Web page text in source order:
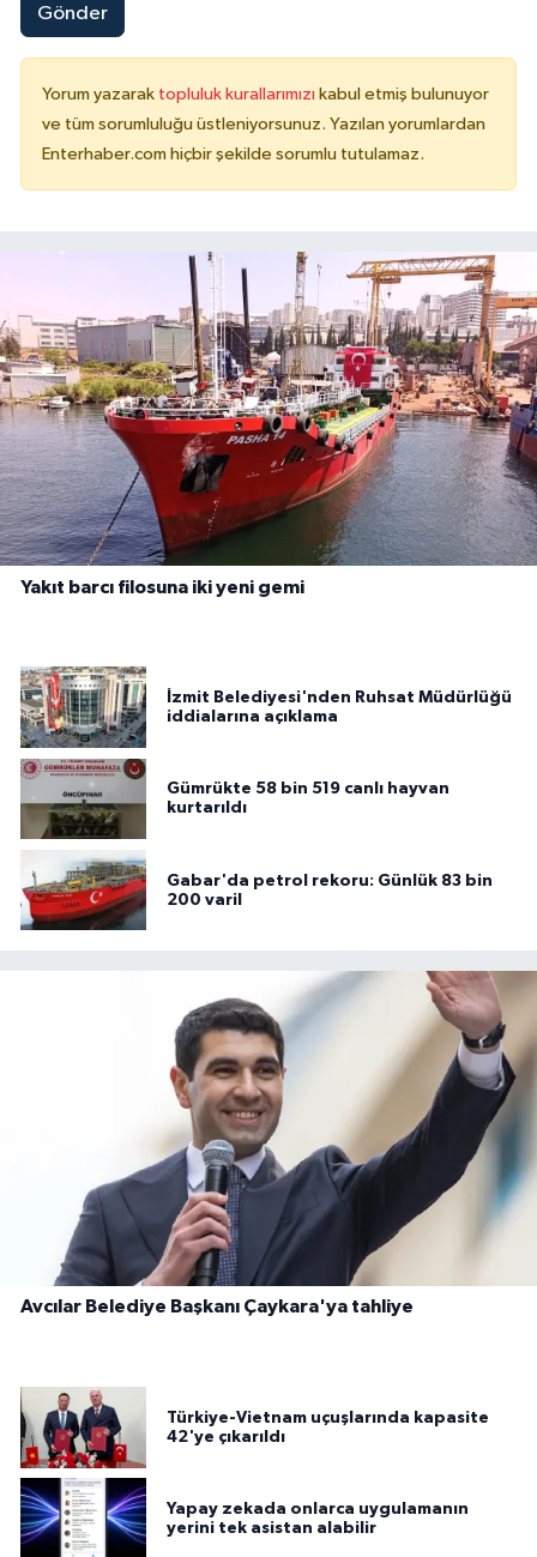
Gönder
Yorum yazarak topluluk kurallarımızı kabul etmiş bulunuyor
ve tüm sorumluluğu üstleniyorsunuz. Yazılan yorumlardan
Enterhaber.com hiçbir şekilde sorumlu tutulamaz.
Yakıt barcı filosuna iki yeni gemi
İzmit Belediyesi'nden Ruhsat Müdürlüğü
iddialarına açıklama
Gümrükte 58 bin 519 canlı hayvan
kurtarıldı
Gabar'da petrol rekoru: Günlük 83 bin
200 varil
Avcılar Belediye Başkanı Çaykara'ya tahliye
Türkiye-Vietnam uçuşlarında kapasite
42'ye çıkarıldı
Yapay zekada onlarca uygulamanın
yerini tek asistan alabilir